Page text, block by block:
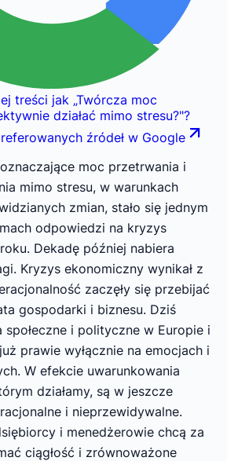
treści jak „Twórcza moc
działać mimo stresu?"?
źródeł w Google
oznaczające moc przetrwania i
mimo stresu, w warunkach
zmian, stało się jednym
odpowiedzi na kryzys
Dekadę później nabiera
Kryzys ekonomiczny wynikał z
zaczęły się przebijać
gospodarki i biznesu. Dziś
i polityczne w Europie i
prawie wyłącznie na emocjach i
W efekcie uwarunkowania
działamy, są w jeszcze
i nieprzewidywalne.
i menedżerowie chcą za
ciągłość i zrównoważone